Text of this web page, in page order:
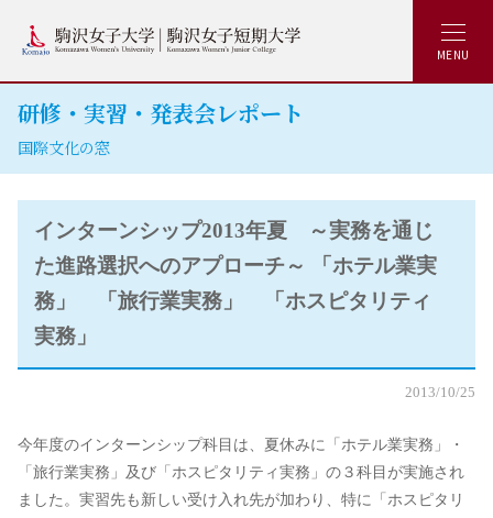
MENU
研修・実習・発表会レポート
国際文化の窓
インターンシップ2013年夏 ～実務を通じ
た進路選択へのアプローチ～ 「ホテル業実
務」 「旅行業実務」 「ホスピタリティ
実務」
2013/10/25
今年度のインターンシップ科目は、夏休みに「ホテル業実務」・
「旅行業実務」及び「ホスピタリティ実務」の３科目が実施され
ました。実習先も新しい受け入れ先が加わり、特に「ホスピタリ